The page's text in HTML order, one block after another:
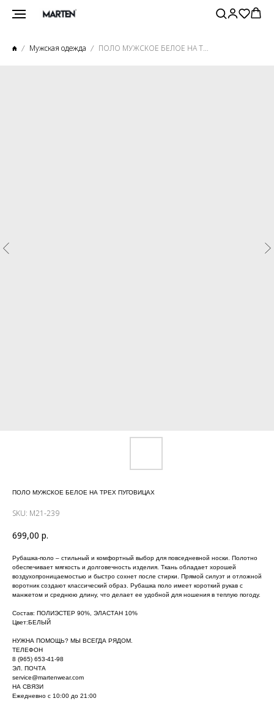
Мужская одежда ПОЛО МУЖСКОЕ БЕЛОЕ НА ТРЕХ ПУГОВИЦАХ
ПОЛО МУЖСКОЕ БЕЛОЕ НА ТРЕХ ПУГОВИЦАХ
SKU: М21-239
699,00 р.
Рубашка-поло – стильный и комфортный выбор для повседневной носки. Полотно
обеспечивает мягкость и долговечность изделия. Ткань обладает хорошей
воздухопроницаемостью и быстро сохнет после стирки. Прямой силуэт и отложной
воротник создают классический образ. Рубашка поло имеет короткий рукав с
манжетом и среднюю длину, что делает ее удобной для ношения в теплую погоду.
Состав: ПОЛИЭСТЕР 90%, ЭЛАСТАН 10%
Цвет:БЕЛЫЙ
НУЖНА ПОМОЩЬ? МЫ ВСЕГДА РЯДОМ.
ТЕЛЕФОН
8 (965) 653-41-98
ЭЛ. ПОЧТА
service@martenwear.com
НА СВЯЗИ
Ежедневно с 10:00 до 21:00